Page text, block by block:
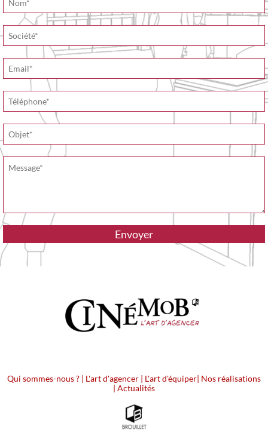
Qui sommes-nous ? | L'art d'agencer | L'art d'équiper| Nos réalisations
| Actualités